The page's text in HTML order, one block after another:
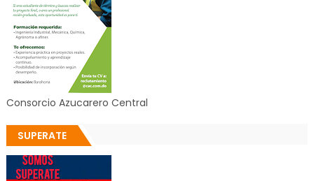
Consorcio Azucarero Central
SUPERATE